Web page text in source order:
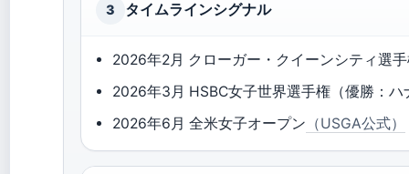
3 タイムラインシグナル
2026年2月 クローガー・クイーンシティ選
2026年3月 HSBC女子世界選手権（優勝：
2026年6月 全米女子オープン （USGA公式）